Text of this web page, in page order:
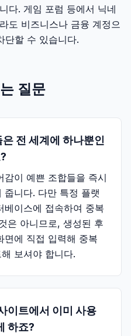
다. 게임 포럼 등에서 닉네
도 비즈니스나 금융 계정으
단할 수 있습니다.
질문
전 세계에 하나뿐인
감이 예쁜 조합들을 즉시
줍니다. 다만 특정 플랫
베이스에 접속하여 중복
은 아니므로, 생성된 후
면에 직접 입력해 중복
보셔야 합니다.
이트에서 이미 사용
하죠?